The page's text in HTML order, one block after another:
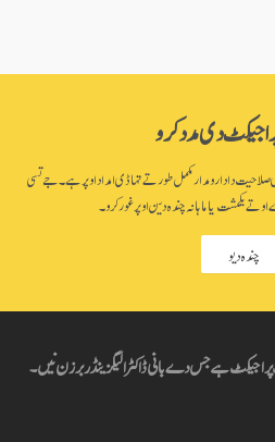
دی مدد کرو
دا دارومدار مکمل طور تے تہاڈی امداد اوپر ہے۔ جے تسی
یکمشت یا ماہانہ چندہ دین اوپر غور کرو۔
چندہ دیو
ہے جس دے بانی ڈاکٹر الیگزینڈر برزن نیں۔